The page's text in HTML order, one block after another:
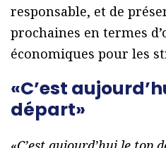
responsable, et de
prochaines en termes
économiques pour les
«C’est
départ»